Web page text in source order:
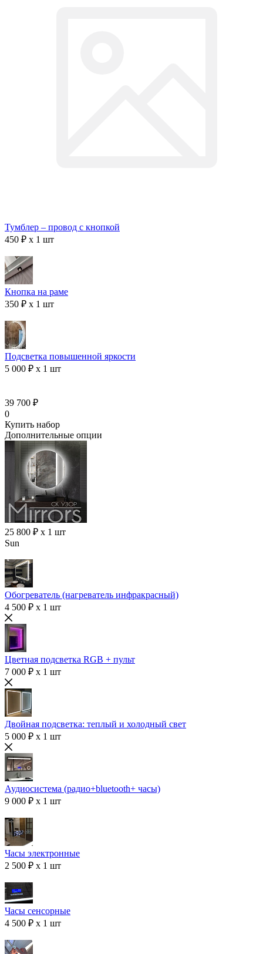
Тумблер – провод с кнопкой
450 ₽ x 1 шт
Кнопка на раме
350 ₽ x 1 шт
Подсветка повышенной яркости
5 000 ₽ x 1 шт
39 700 ₽
0
Купить набор
Дополнительные опции
25 800 ₽ x 1 шт
Sun
Обогреватель (нагреватель инфракрасный)
4 500 ₽ x 1 шт
Цветная подсветка RGB + пульт
7 000 ₽ x 1 шт
Двойная подсветка: теплый и холодный свет
5 000 ₽ x 1 шт
Аудиосистема (радио+bluetooth+ часы)
9 000 ₽ x 1 шт
Часы электронные
2 500 ₽ x 1 шт
Часы сенсорные
4 500 ₽ x 1 шт